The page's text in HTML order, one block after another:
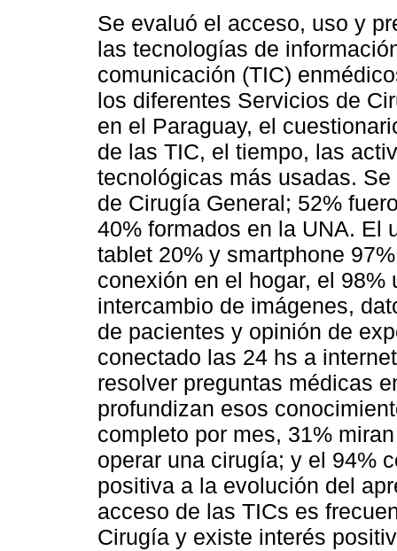
Se evaluó el acceso, uso y
las tecnologías de
comunicación (TIC)
los diferentes Servicios de
en el Paraguay, el
de las TIC, el tiempo, las
tecnológicas más usadas.
de Cirugía General; 52%
40% formados en la UNA. El
tablet 20% y smartphone
conexión en el hogar, el
intercambio de imágenes,
de pacientes y opinión de
conectado las 24 hs a
resolver preguntas médicas
profundizan esos
completo por mes, 31%
operar una cirugía; y el 94%
positiva a la evolución del
acceso de las TICs es
Cirugía y existe interés